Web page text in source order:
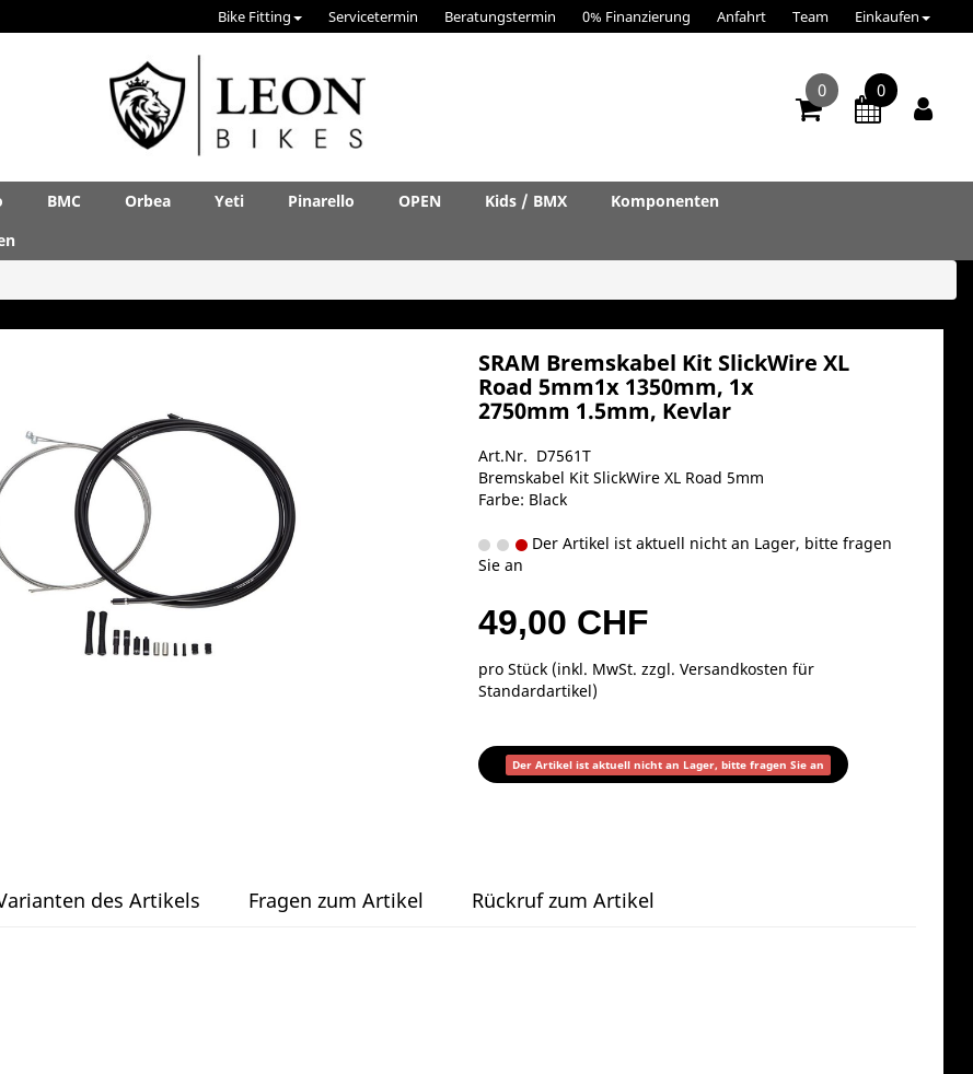
Bike Fitting Servicetermin Beratungstermin 0% Finanzierung Anfahrt Team Einkaufen
0 0
BMC Orbea Yeti Pinarello OPEN Kids / BMX
Komponenten
SRAM Bremskabel Kit SlickWire XL
Road 5mm1x 1350mm, 1x
2750mm 1.5mm, Kevlar
Art.Nr. D7561T
Bremskabel Kit SlickWire XL Road 5mm
Farbe: Black
Der Artikel ist aktuell nicht an Lager, bitte fragen
Sie an
49,00 CHF
pro Stück (inkl. MwSt. zzgl.Versandkosten für
Standardartikel)
Der Artikel ist aktuell nicht an Lager, bitte fragen Sie an
des Artikels Fragen zum Artikel Rückruf zum Artikel